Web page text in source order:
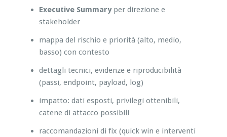
Executive Summaryper direzione e
stakeholder
mappa del rischio e priorità (alto, medio,
basso) con contesto
dettagli tecnici, evidenze e riproducibilità
(passi, endpoint, payload, log)
impatto: dati esposti, privilegi ottenibili,
catene di attacco possibili
raccomandazioni di fix (quick win e interventi